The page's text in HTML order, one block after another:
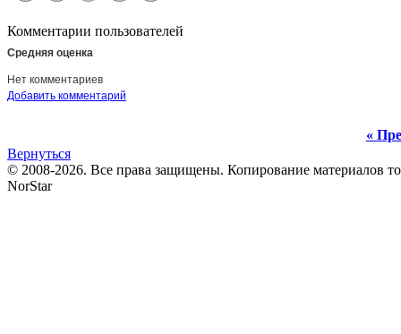
Комментарии пользователей
Средняя оценка
Нет комментариев
Добавить комментарий
«
Вернуться
© 2008-2026. Все права защищены. Копирование материалов
NorStar